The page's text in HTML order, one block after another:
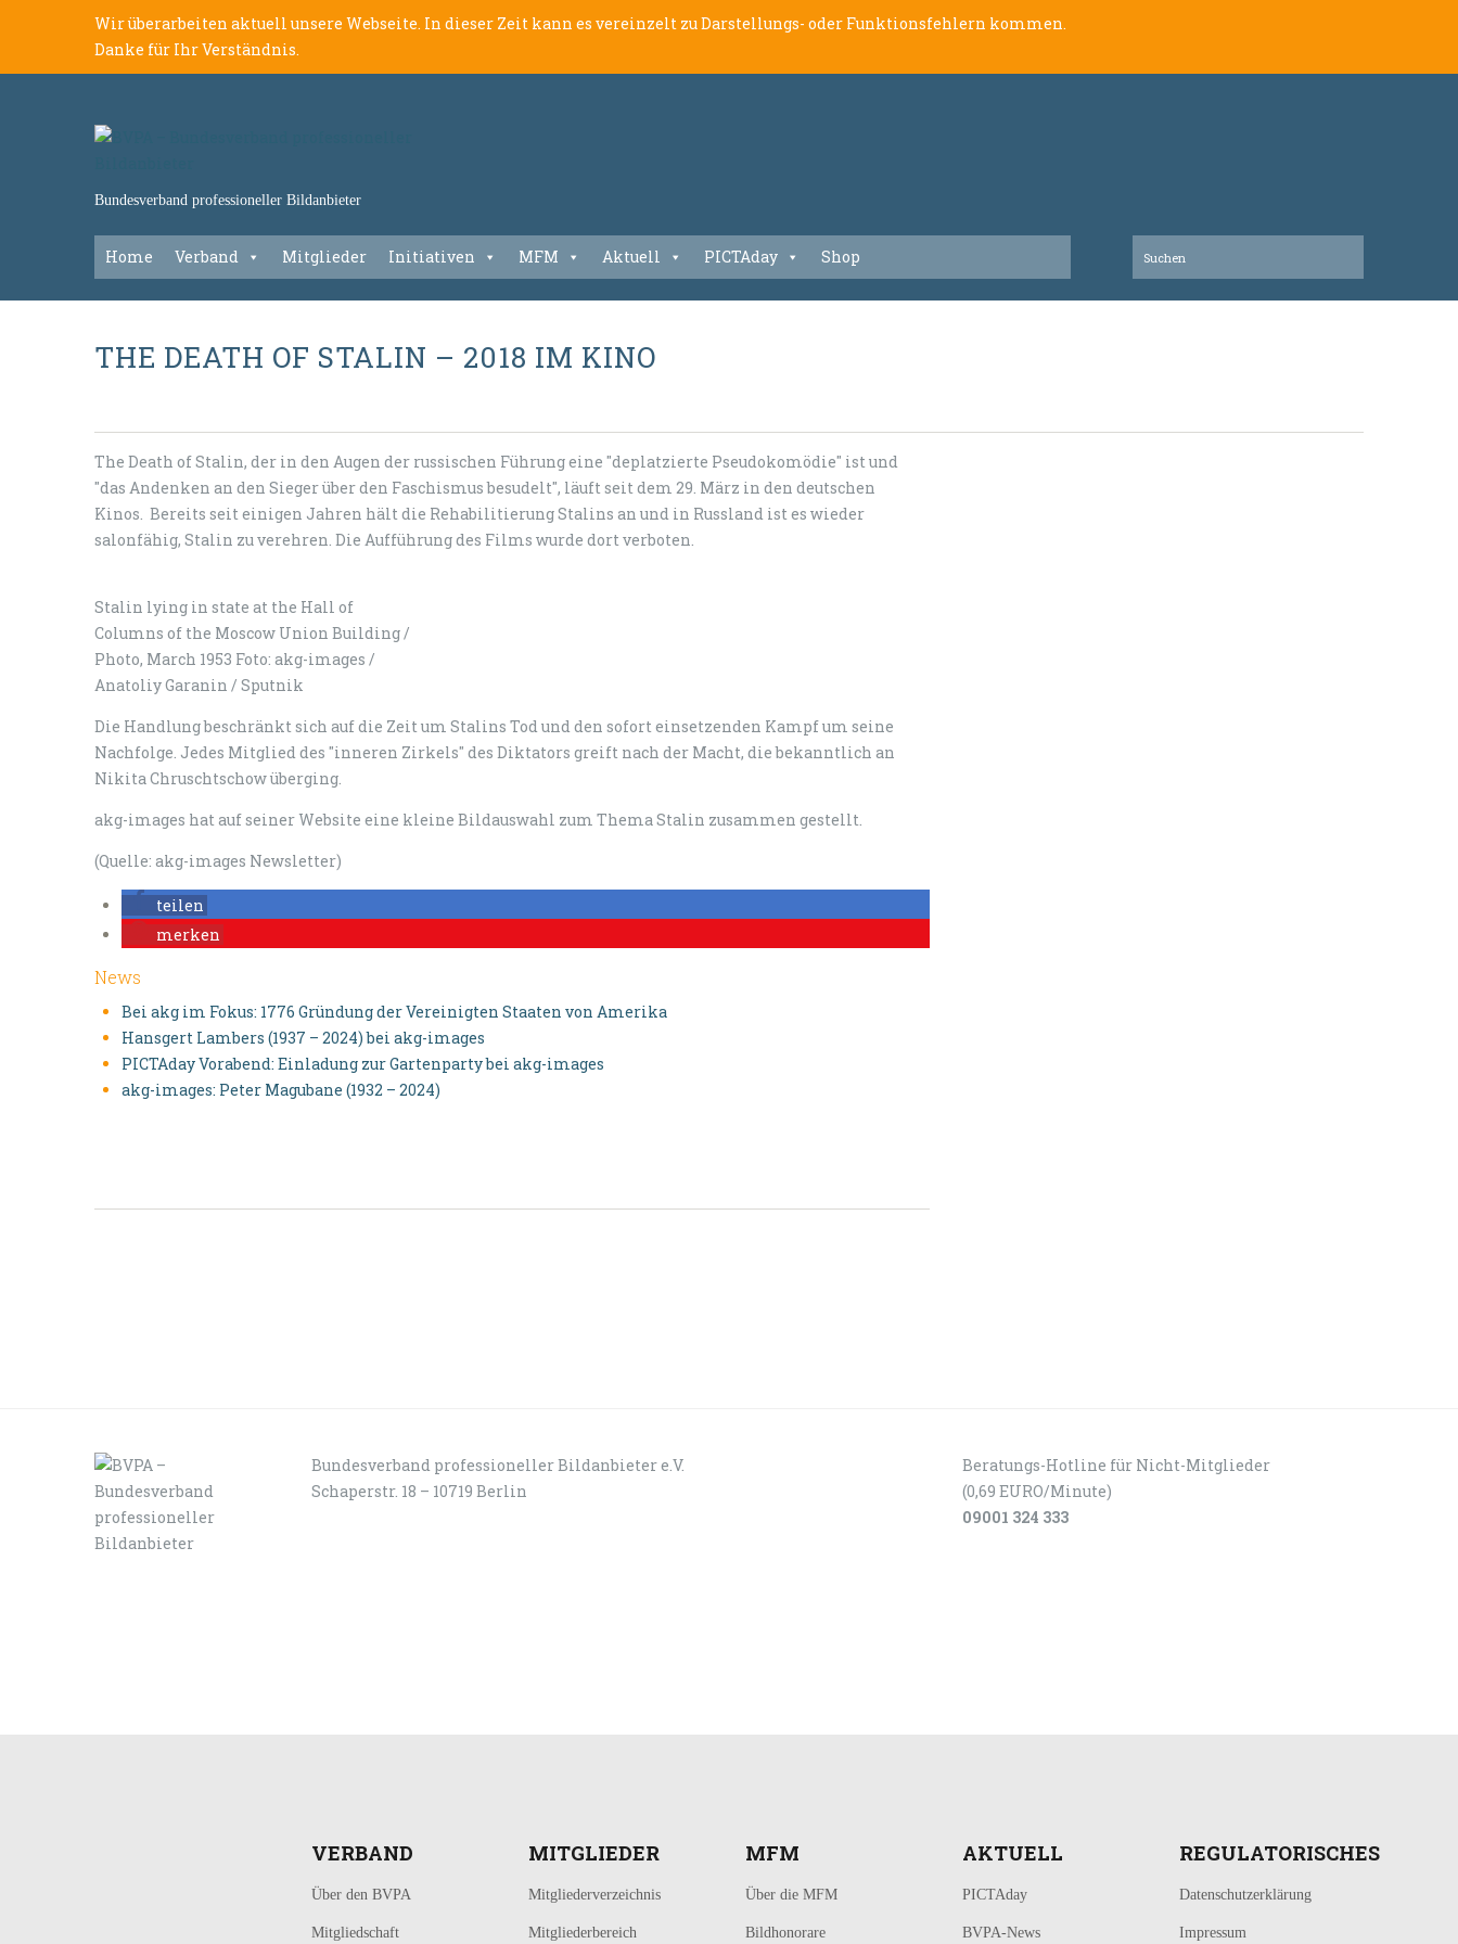
Wir überarbeiten aktuell unsere Webseite. In dieser Zeit kann es vereinzelt zu Darstellungs- oder Funktionsfehlern kommen.
Danke für Ihr Verständnis.
Bundesverband professioneller Bildanbieter
Home Verband Mitglieder Initiativen MFM Aktuell PICTAday Shop
THE DEATH OF STALIN – 2018 IM KINO
The Death of Stalin, der in den Augen der russischen Führung eine "deplatzierte Pseudokomödie" ist und
"das Andenken an den Sieger über den Faschismus besudelt", läuft seit dem 29. März in den deutschen
Kinos. Bereits seit einigen Jahren hält die Rehabilitierung Stalins an und in Russland ist es wieder
salonfähig, Stalin zu verehren. Die Aufführung des Films wurde dort verboten.
Stalin lying in state at the Hall of
Columns of the Moscow Union Building /
Photo, March 1953 Foto: akg-images /
Anatoliy Garanin / Sputnik
Die Handlung beschränkt sich auf die Zeit um Stalins Tod und den sofort einsetzenden Kampf um seine
Nachfolge. Jedes Mitglied des "inneren Zirkels" des Diktators greift nach der Macht, die bekanntlich an
Nikita Chruschtschow überging.
akg-images hat auf seiner Website eine kleine Bildauswahl zum Thema Stalin zusammen gestellt.
(Quelle: akg-images Newsletter)
teilen
merken
News
Bei akg im Fokus: 1776 Gründung der Vereinigten Staaten von Amerika
Hansgert Lambers (1937 – 2024) bei akg-images
PICTAday Vorabend: Einladung zur Gartenparty bei akg-images
akg-images: Peter Magubane (1932 – 2024)
Bundesverband professioneller Bildanbieter e.V.
Schaperstr. 18 – 10719 Berlin
Beratungs-Hotline für Nicht-Mitglieder
(0,69 EURO/Minute)
09001 324 333
VERBAND
Über den BVPA
Mitgliedschaft
MITGLIEDER
Mitgliederverzeichnis
Mitgliederbereich
MFM
Über die MFM
Bildhonorare
AKTUELL
PICTAday
BVPA-News
REGULATORISCHES
Datenschutzerklärung
Impressum